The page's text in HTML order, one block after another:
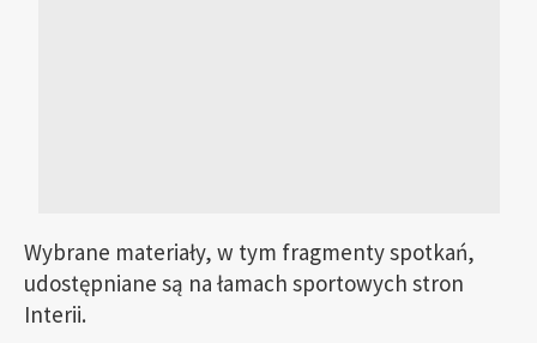
Wybrane materiały, w tym fragmenty spotkań,
udostępniane są na łamach sportowych stron
Interii.